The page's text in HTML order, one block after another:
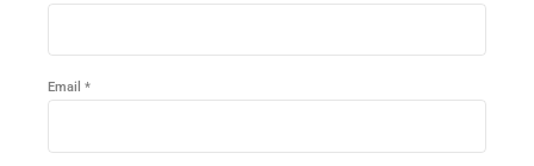
Email *